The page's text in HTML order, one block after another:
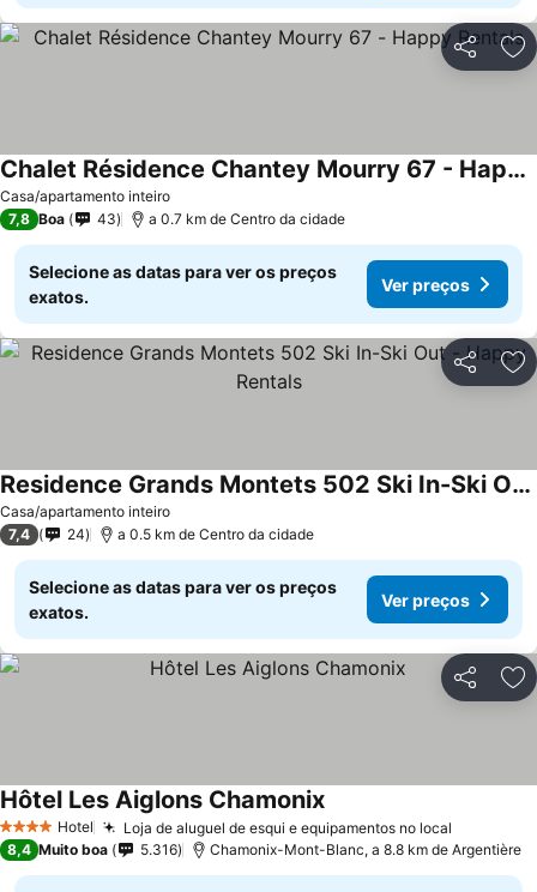
Partilhar
Casa/apartamento inteiro
Chalet Résidence Chantey Mourry 67 - Happy Rentals
7,8 Boa 43 a 0.7 km de Centro da cidade
Selecione as datas para ver os preços
exatos.
Ver preços
Partilhar
Casa/apartamento inteiro
Residence Grands Montets 502 Ski In-Ski Out - Happy Rentals
7,4 24 a 0.5 km de Centro da cidade
Selecione as datas para ver os preços
exatos.
Ver preços
Partilhar
4 EstrelasHotel Loja de aluguel de esqui e equipamentos no local
Hôtel Les Aiglons Chamonix
8,4 Muito boa 5.316 Chamonix-Mont-Blanc, a 8.8 km de Argentière